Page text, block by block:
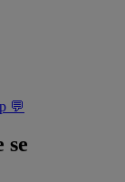
💬
se